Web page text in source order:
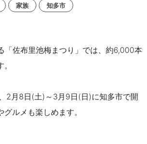
家族 知多市
「佐布里池梅まつり」では、約6,000本
2月8日(土)～3月9日(日)に知多市で開
グルメも楽しめます。